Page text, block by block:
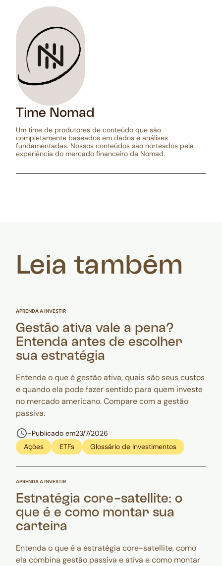
Time Nomad
Um time de produtores de conteúdo que são
completamente baseados em dados e análises
fundamentadas. Nossos conteúdos são norteados pela
experiência do mercado financeiro da Nomad.
Leia também
APRENDA A INVESTIR
Gestão ativa vale a pena?
Entenda antes de escolher
sua estratégia
Entenda o que é gestão ativa, quais são seus custos
e quando ela pode fazer sentido para quem investe
no mercado americano. Compare com a gestão
passiva.
-Publicado em23/7/2026
Ações
ETFs Glossário de Investimentos
APRENDA A INVESTIR
Estratégia core-satellite: o
que é e como montar sua
carteira
Entenda o que é a estratégia core-satellite, como
ela combina gestão passiva e ativa e como montar